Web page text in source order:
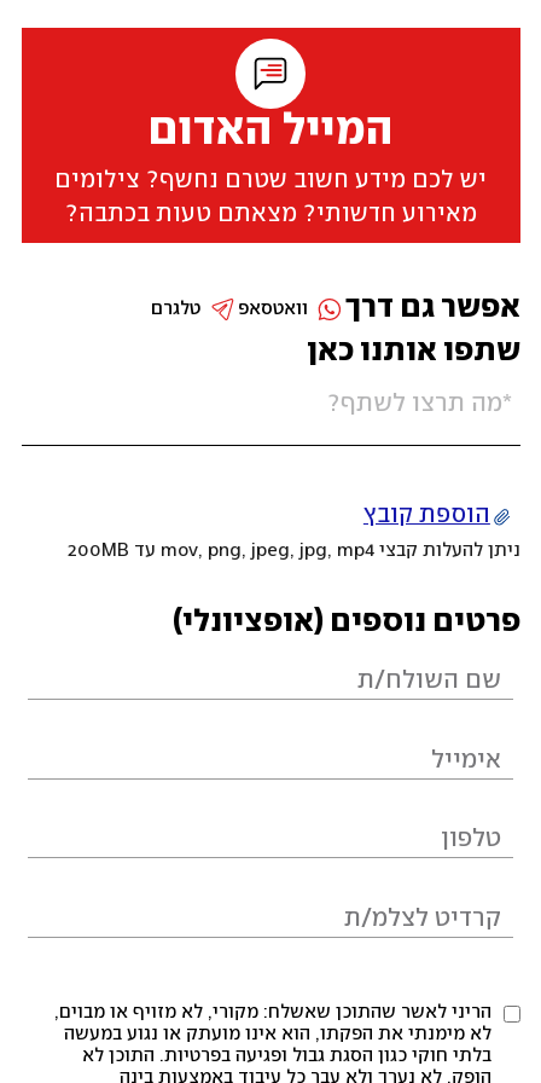
המייל האדום
יש לכם מידע חשוב שטרם נחשף? צילומים
מאירוע חדשותי? מצאתם טעות בכתבה?
שתפו אותנו כאן
הוספת קובץ
ניתן להעלות קבצי mov, png, jpeg, jpg, mp4 עד 200MB
פרטים נוספים (אופציונלי)
הריני לאשר שהתוכן שאשלח: מקורי, לא מזויף או מבוים,
לא מימנתי את הפקתו, הוא אינו מועתק או נגוע במעשה
בלתי חוקי כגון הסגת גבול ופגיעה בפרטיות. התוכן לא
הופק, לא נערך ולא עבר כל עיבוד באמצעות בינה
אפשר גם דרך טלגרם וואטסאפ